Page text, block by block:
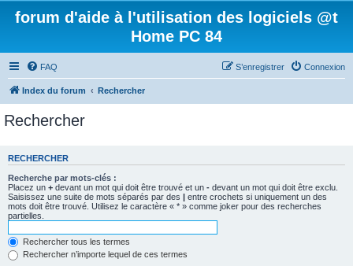
forum d'aide à l'utilisation des logiciels @t
Home PC 84
FAQ Connexion
S’enregistrer
Index du forum Rechercher
Rechercher
RECHERCHER
Recherche par mots-clés :
Placez un + devant un mot qui doit être trouvé et un - devant un mot qui doit être exclu.
Saisissez une suite de mots séparés par des | entre crochets si uniquement un des
mots doit être trouvé. Utilisez le caractère « * » comme joker pour des recherches
partielles.
Rechercher tous les termes
Rechercher n’importe lequel de ces termes